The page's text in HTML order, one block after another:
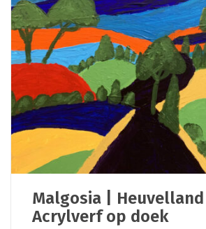
Malgosia | Heuvelland |
Acrylverf op doek